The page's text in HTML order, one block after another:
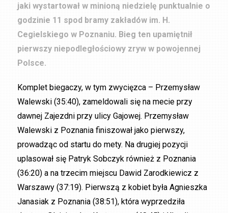
jaki wystartował w minioną niedzielę punktualnie o
godzinie 11 spod bramy zakładów im. H.
Cegielskiego w Poznaniu. Bieg ten upamiętnił
pierwszy niepodległościowy zryw w powojennej
Polsce.
Komplet biegaczy, w tym zwycięzca – Przemysław
Walewski (35:40), zameldowali się na mecie przy
dawnej Zajezdni przy ulicy Gajowej. Przemysław
Walewski z Poznania finiszował jako pierwszy,
prowadząc od startu do mety. Na drugiej pozycji
uplasował się Patryk Sobczyk również z Poznania
(36:20) a na trzecim miejscu Dawid Zarodkiewicz z
Warszawy (37:19). Pierwszą z kobiet była Agnieszka
Janasiak z Poznania (38:51), która wyprzedziła